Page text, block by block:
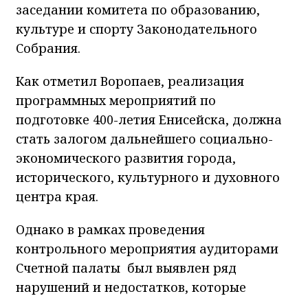
заседании комитета по образованию,
культуре и спорту Законодательного
Собрания.
Как отметил Воропаев, реализация
программных мероприятий по
подготовке 400-летия Енисейска, должна
стать залогом дальнейшего социально-
экономического развития города,
исторического, культурного и духовного
центра края.
Однако в рамках проведения
контрольного мероприятия аудиторами
Счетной палаты был выявлен ряд
нарушений и недостатков, которые